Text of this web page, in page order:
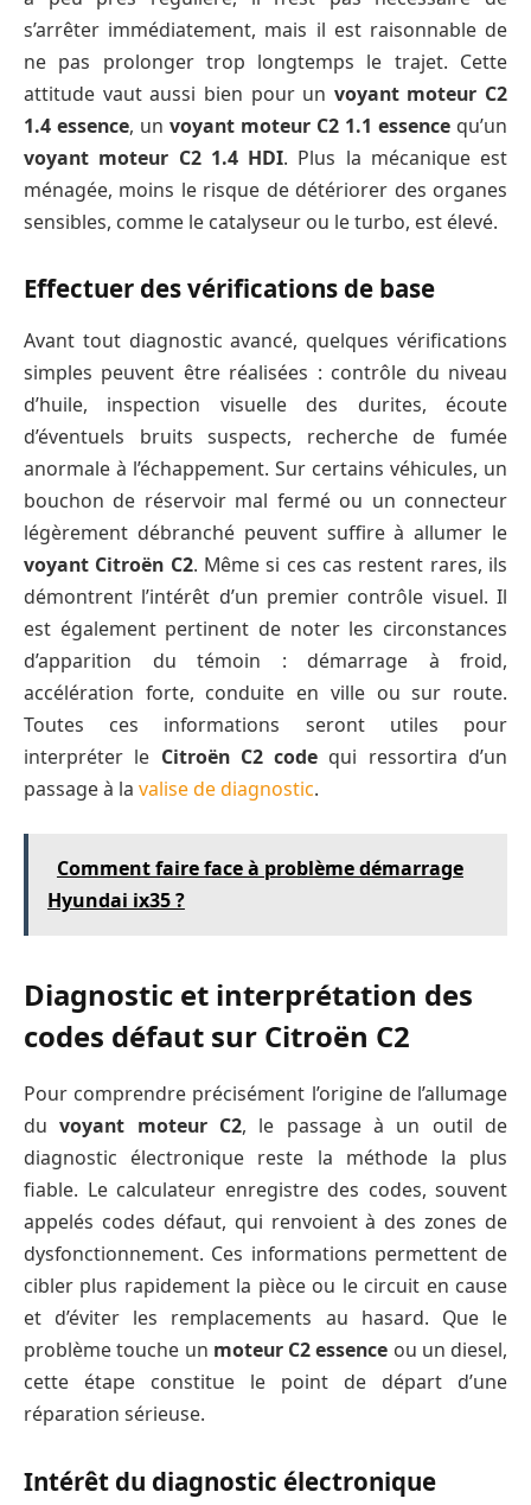
s’arrêter immédiatement, mais il est raisonnable de
ne pas prolonger trop longtemps le trajet. Cette
attitude vaut aussi bien pour un voyant moteur C2
1.4 essence, un voyant moteur C2 1.1 essence qu’un
voyant moteur C2 1.4 HDI. Plus la mécanique est
ménagée, moins le risque de détériorer des organes
sensibles, comme le catalyseur ou le turbo, est élevé.
Effectuer des vérifications de base
Avant tout diagnostic avancé, quelques vérifications
simples peuvent être réalisées : contrôle du niveau
d’huile, inspection visuelle des durites, écoute
d’éventuels bruits suspects, recherche de fumée
anormale à l’échappement. Sur certains véhicules, un
bouchon de réservoir mal fermé ou un connecteur
légèrement débranché peuvent suffire à allumer le
voyant Citroën C2. Même si ces cas restent rares, ils
démontrent l’intérêt d’un premier contrôle visuel. Il
est également pertinent de noter les circonstances
d’apparition du témoin : démarrage à froid,
accélération forte, conduite en ville ou sur route.
Toutes ces informations seront utiles pour
interpréter le Citroën C2 code qui ressortira d’un
passage à la valise de diagnostic.
Comment faire face à problème démarrage
Hyundai ix35 ?
Diagnostic et interprétation des
codes défaut sur Citroën C2
Pour comprendre précisément l’origine de l’allumage
duvoyant moteur C2, le passage à un outil de
diagnostic électronique reste la méthode la plus
fiable. Le calculateur enregistre des codes, souvent
appelés codes défaut, qui renvoient à des zones de
dysfonctionnement. Ces informations permettent de
cibler plus rapidement la pièce ou le circuit en cause
et d’éviter les remplacements au hasard. Que le
problème touche un moteur C2 essence ou un diesel,
cette étape constitue le point de départ d’une
réparation sérieuse.
Intérêt du diagnostic électronique